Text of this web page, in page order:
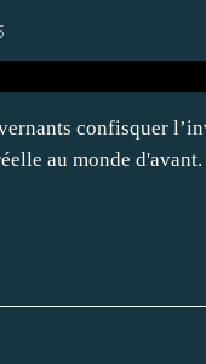
confisquer
au monde d'avant.